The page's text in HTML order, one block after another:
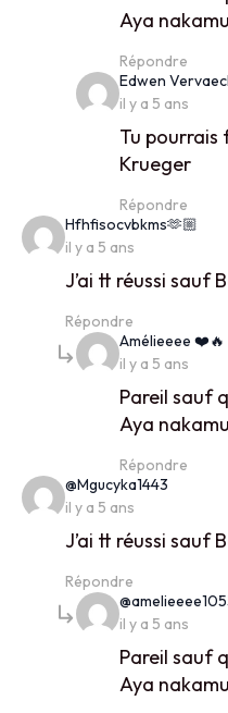
Aya
Répondre
Edwen
il y a 5 ans
Tu pourrais
Krueger
Répondre
Hfhfisocvbkms🫶🏼
il y a 5 ans
J’ai tt réussi sauf
Répondre
Amélieeee ❤️🔥
il y a 5 ans
Pareil sauf
Aya
Répondre
@Mgucyka1443
il y a 5 ans
J’ai tt réussi sauf
Répondre
il y a 5 ans
Pareil sauf
Aya